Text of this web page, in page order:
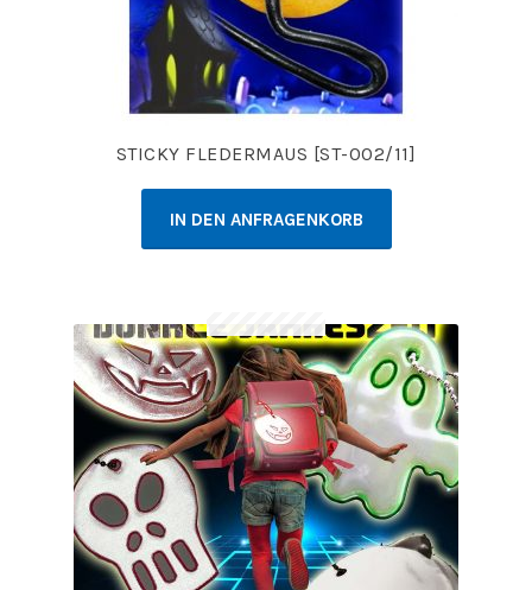
STICKY FLEDERMAUS [ST-002/11]
IN DEN ANFRAGENKORB